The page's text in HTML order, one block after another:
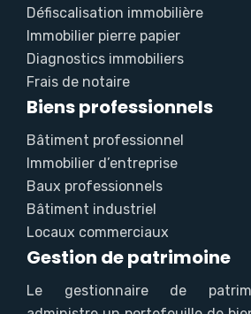
Défiscalisation immobilière
Immobilier pierre papier
Diagnostics immobiliers
Frais de notaire
Biens professionnels
Bâtiment professionnel
Immobilier d’entreprise
Baux professionnels
Bâtiment industriel
Locaux commerciaux
Gestion de patrimoine
Le gestionnaire de